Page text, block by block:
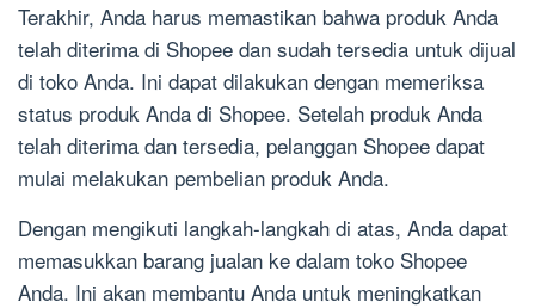
Terakhir, Anda harus memastikan bahwa produk Anda
telah diterima di Shopee dan sudah tersedia untuk dijual
di toko Anda. Ini dapat dilakukan dengan memeriksa
status produk Anda di Shopee. Setelah produk Anda
telah diterima dan tersedia, pelanggan Shopee dapat
mulai melakukan pembelian produk Anda.
Dengan mengikuti langkah-langkah di atas, Anda dapat
memasukkan barang jualan ke dalam toko Shopee
Anda. Ini akan membantu Anda untuk meningkatkan